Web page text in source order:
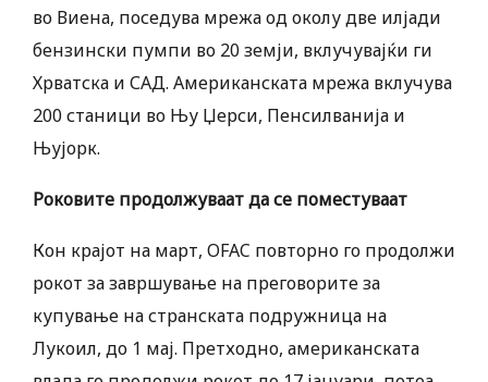
во Виена, поседува мрежа од околу две илјади
бензински пумпи во 20 земји, вклучувајќи ги
Хрватска и САД. Американската мрежа вклучува
200 станици во Њу Џерси, Пенсилванија и
Њујорк.
Роковите продолжуваат да се поместуваат
Кон крајот на март, OFAC повторно го продолжи
рокот за завршување на преговорите за
купување на странската подружница на
Лукоил, до 1 мај. Претходно, американската